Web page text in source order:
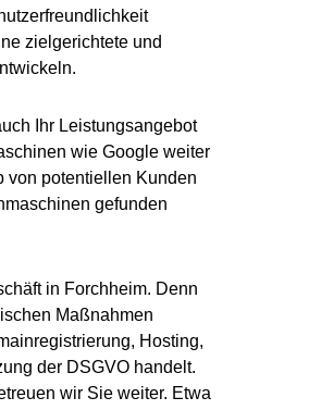
zielgerichtete und
Ihr Leistungsangebot
wie Google weiter
von potentiellen Kunden
gefunden
in Forchheim. Denn
Maßnahmen
Hosting,
der DSGVO handelt.
wir Sie weiter. Etwa